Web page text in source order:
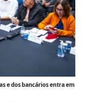
e dos bancários entra em